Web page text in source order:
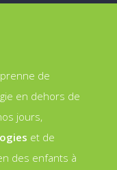
de
en dehors de
jours,
et de
des enfants à